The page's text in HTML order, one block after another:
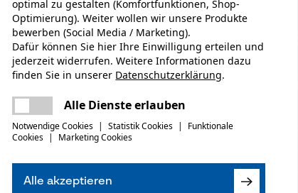
Abonnieren Sie
Ich habe die
einverstanden. *
optimal zu gestalten (Komfortfunktionen, Shop-
Optimierung). Weiter wollen wir unsere Produkte
bewerben (Social Media / Marketing).
Dafür können Sie hier Ihre Einwilligung erteilen und
jederzeit widerrufen. Weitere Informationen dazu
finden Sie in unserer Datenschutzerklärung.
Alle Dienste erlauben
Notwendige Cookies | Statistik Cookies |
Funktionale
Cookies | Marketing Cookies
Alle akzeptieren
Es ist ein Fehler aufgetreten. Bitte
versuchen Sie es erneut.
teilen
mail